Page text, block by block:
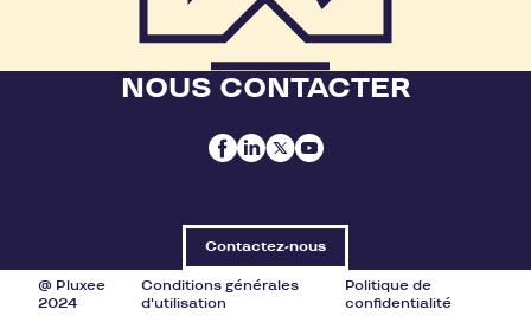
NOUS CONTACTER
Contactez-nous
@ Pluxee
2024
Conditions générales
d'utilisation
Politique de
confidentialité